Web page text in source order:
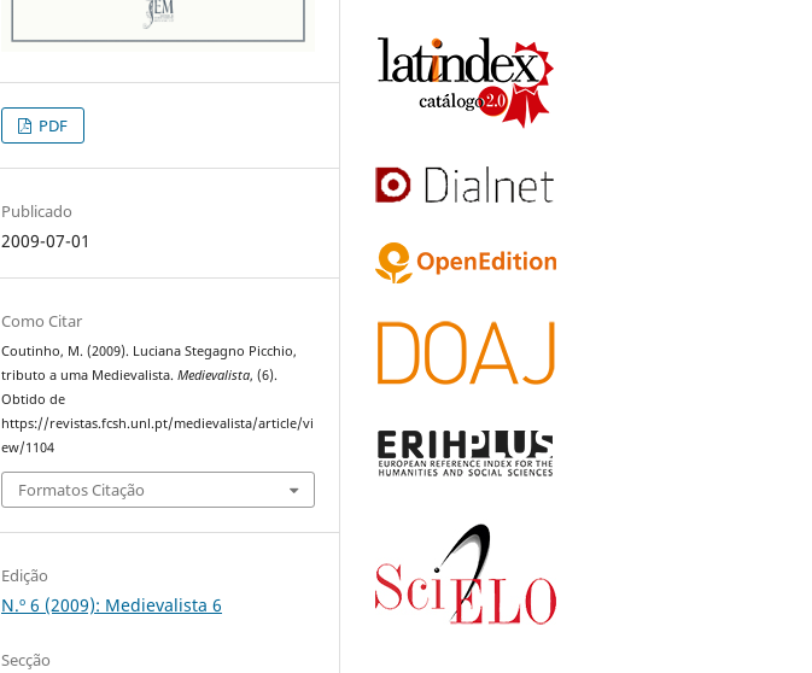
PDF
Publicado
2009-07-01
Como Citar
Coutinho, M. (2009). Luciana Stegagno Picchio,
tributo a uma Medievalista.Medievalista, (6).
Obtido de
https://revistas.fcsh.unl.pt/medievalista/article/vi
ew/1104
Formatos Citação
Edição
N.º 6 (2009): Medievalista 6
Secção